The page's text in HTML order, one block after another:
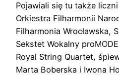
Pojawiali się tu także
Orkiestra Filharmonii
Filharmonia Wrocławska,
Sekstet Wokalny
Royal String Quartet,
Marta Boberska i Iwona